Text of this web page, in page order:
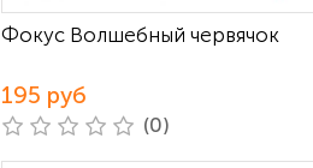
Фокус Волшебный червячок
195 руб
(0)